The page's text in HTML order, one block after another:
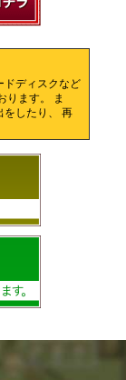
ドディスクなど
ります。 ま
をしたり、 再